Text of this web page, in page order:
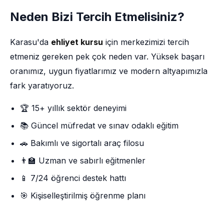
Neden Bizi Tercih Etmelisiniz?
Karasu'da ehliyet kursu için merkezimizi tercih
etmeniz gereken pek çok neden var. Yüksek başarı
oranımız, uygun fiyatlarımız ve modern altyapımızla
fark yaratıyoruz.
🏆 15+ yıllık sektör deneyimi
📚 Güncel müfredat ve sınav odaklı eğitim
🚗 Bakımlı ve sigortalı araç filosu
👨‍🏫 Uzman ve sabırlı eğitmenler
📱 7/24 öğrenci destek hattı
🎯 Kişiselleştirilmiş öğrenme planı